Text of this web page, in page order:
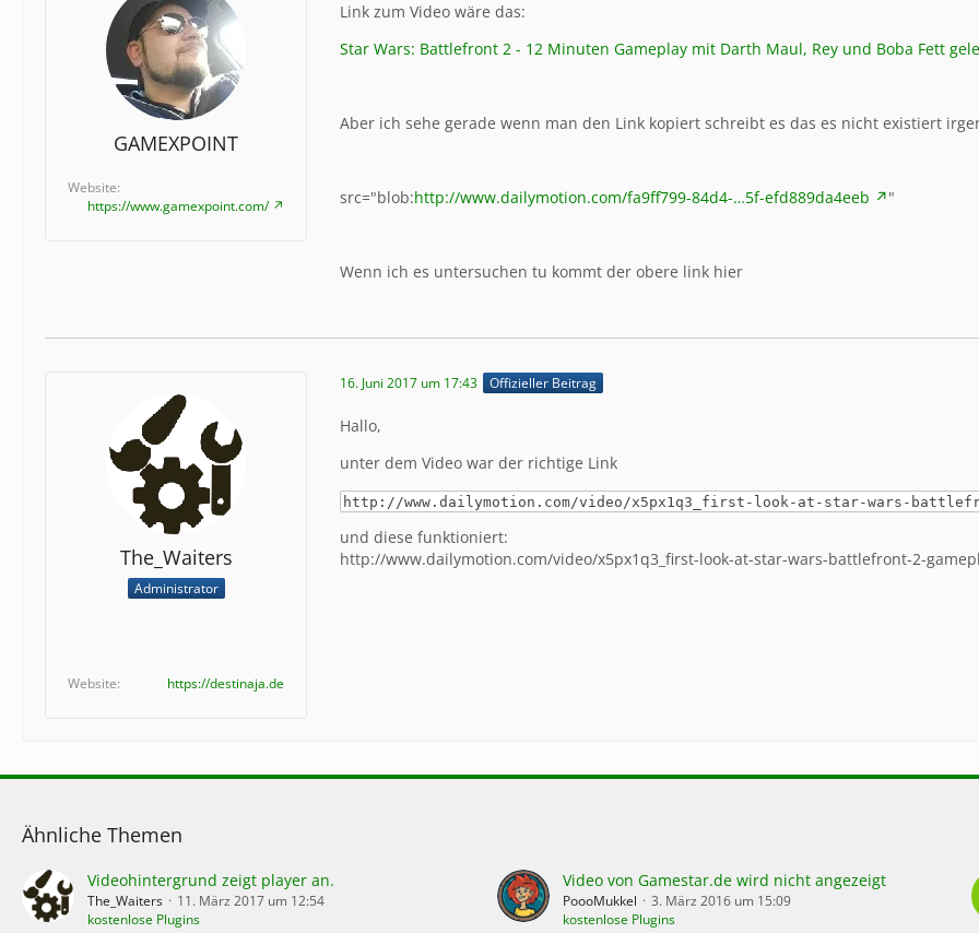
GAMEXPOINT
Website
https://www.gamexpoint.com/
Link zum Video wäre das:
Star Wars: Battlefront 2 - 12 Minuten Gameplay mit Darth Maul, Rey und Boba Fett
Aber ich sehe gerade wenn man den Link kopiert schreibt es das es nicht existiert
src="blob:http://www.dailymotion.com/fa9ff799-84d4-…5f-efd889da4eeb "
Wenn ich es untersuchen tu kommt der obere link hier
The_Waiters
Administrator
Website https://destinaja.de
16. Juni 2017 um 17:43 Offizieller Beitrag
Hallo,
unter dem Video war der richtige Link
http://www.dailymotion.com/video/x5px1q3_first-look-at-star-wars-
und diese funktioniert:
http://www.dailymotion.com/video/x5px1q3_first-look-at-star-wars-battlefront-2-
Ähnliche Themen
Videohintergrund zeigt player an.
The_Waiters
11. März 2017 um 12:54
kostenlose Plugins
Video von Gamestar.de wird nicht angezeigt
PoooMukkel
3. März 2016 um 15:09
kostenlose Plugins